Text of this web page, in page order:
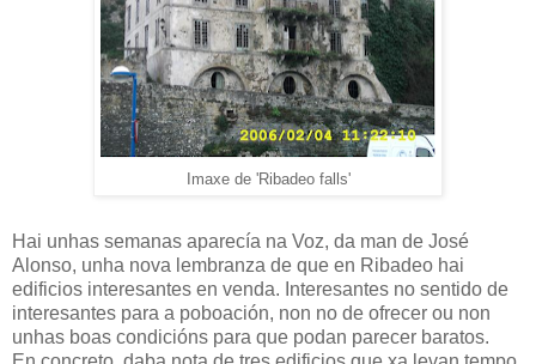
Imaxe de 'Ribadeo falls'
Hai unhas semanas aparecía na Voz, da man de José
Alonso, unha nova lembranza de que en Ribadeo hai
edificios interesantes en venda. Interesantes no sentido de
interesantes para a poboación, non no de ofrecer ou non
unhas boas condicións para que podan parecer baratos.